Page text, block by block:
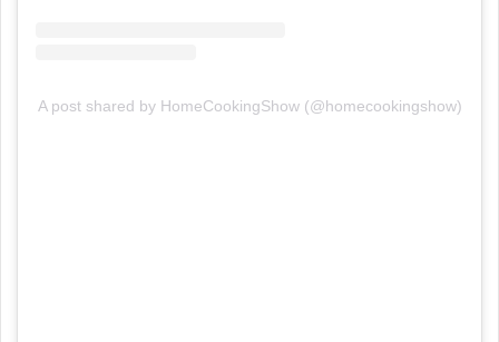
A post shared by HomeCookingShow (@homecookingshow)